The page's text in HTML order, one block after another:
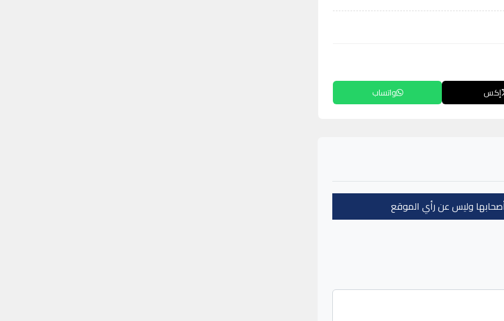
إكس واتساب
أصحابها وليس عن رأي الموقع